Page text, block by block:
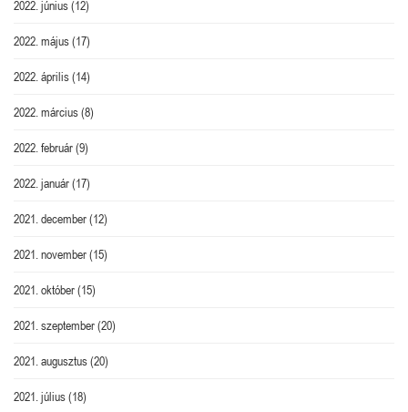
2022. június(12)
2022. május(17)
2022. április(14)
2022. március(8)
2022. február(9)
2022. január(17)
2021. december(12)
2021. november(15)
2021. október(15)
2021. szeptember(20)
2021. augusztus(20)
2021. július(18)